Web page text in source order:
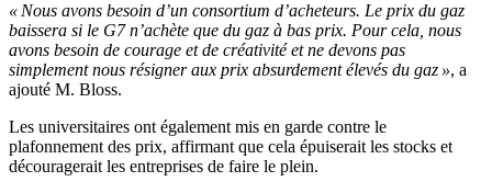
« Nous avons besoin d’un consortium d’acheteurs. Le prix du gaz
baissera si le G7 n’achète que du gaz à bas prix. Pour cela, nous
avons besoin de courage et de créativité et ne devons pas
simplement nous résigner aux prix absurdement élevés du gaz », a
ajouté M. Bloss.
Les universitaires ont également mis en garde contre le
plafonnement des prix, affirmant que cela épuiserait les stocks et
découragerait les entreprises de faire le plein.